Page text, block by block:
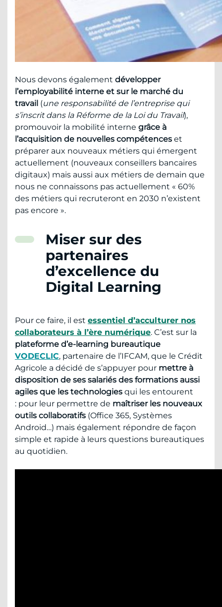
Nous devons également développer
l’employabilité interne et sur le marché du
travail (une responsabilité de l’entreprise qui
s’inscrit dans la Réforme de la Loi du Travail),
promouvoir la mobilité interne grâce à
l’acquisition de nouvelles compétences et
préparer aux nouveaux métiers qui émergent
actuellement (nouveaux conseillers bancaires
digitaux) mais aussi aux métiers de demain que
nous ne connaissons pas actuellement « 60%
des métiers qui recruteront en 2030 n’existent
pas encore ».
Miser sur des
partenaires
d’excellence du
Digital Learning
Pour ce faire, il est essentiel d’acculturer nos
collaborateurs à l’ère numérique. C’est sur la
plateforme d’e-learning bureautique
VODECLIC, partenaire de l’IFCAM, que le Crédit
Agricole a décidé de s’appuyer pour mettre à
disposition de ses salariés des formations aussi
agiles que les technologies qui les entourent
: pour leur permettre de maîtriser les nouveaux
outils collaboratifs (Office 365, Systèmes
Android…) mais également répondre de façon
simple et rapide à leurs questions bureautiques
au quotidien.